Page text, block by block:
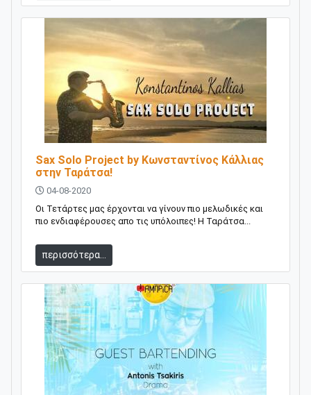
Sax Solo Project by Κωνσταντίνος Κάλλιας
στην Ταράτσα!
04-08-2020
Οι Τετάρτες μας έρχονται να γίνουν πιο μελωδικές και
πιο ενδιαφέρουσες απο τις υπόλοιπες! H Ταράτσα...
περισσότερα...